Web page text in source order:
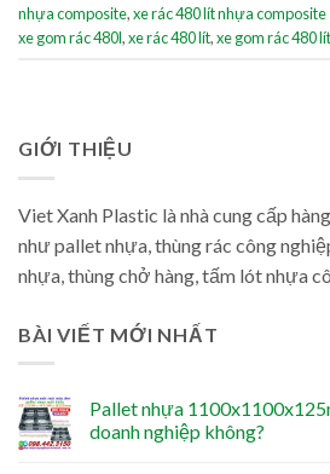
nhựa composite,xe rác 480 lít nhựa composite
xe gom rác 480l,xe rác 480 lít,xe gom rác 480 lít
GIỚI THIỆU
Viet Xanh Plastic là nhà cung cấp
như pallet nhựa, thùng rác công
nhựa, thùng chở hàng, tấm lót nhựa
BÀI VIẾT MỚI NHẤT
Pallet nhựa
doanh nghiệp không?